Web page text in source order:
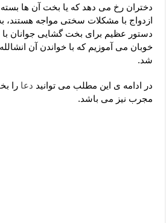
دعای قوی رفع ترس – دعای مجرب برای
دعا برای پولدار شدن در یک روز – دعای
دختران رخ می دهد که یا بخت آن ها بسته
ازدواج با مشکلات سختی مواجه هستند،
دستور عظیم برای بخت گشایی جوانان با
خوبان می آموزیم که با خواندن آن
شد.
در ادامه ی این مطلب می توانید دعا را
مجرب نیز می باشد.